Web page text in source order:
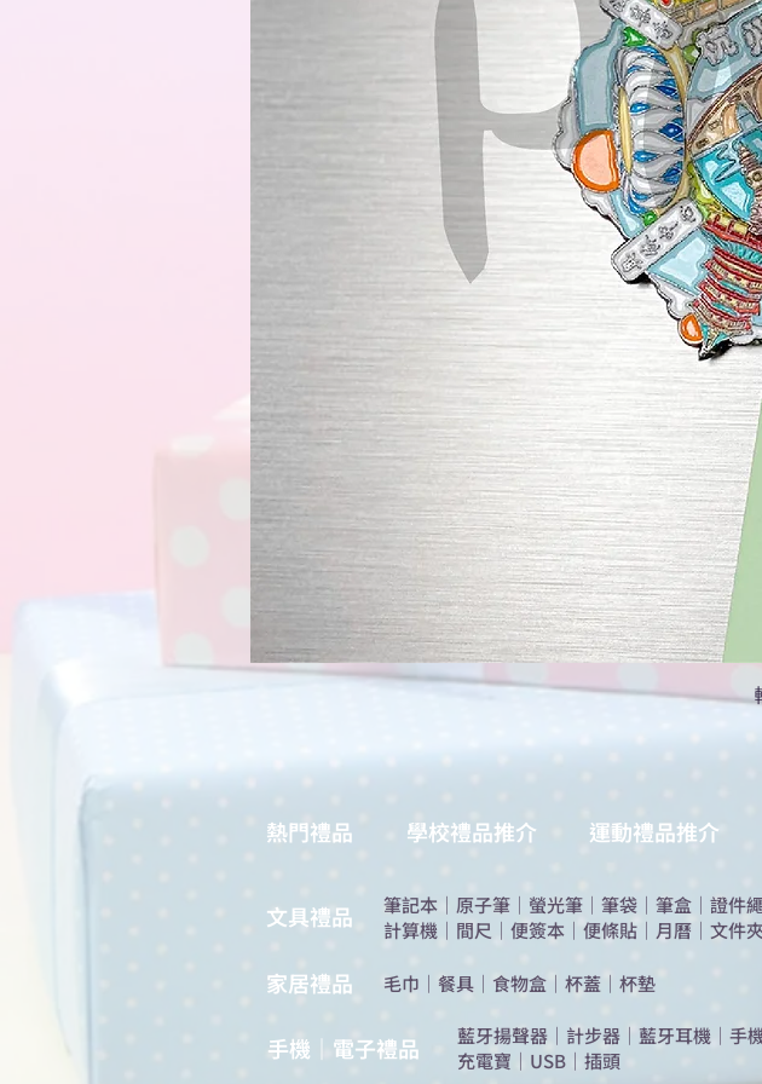
熱門禮品 學校禮品推介 運動禮品推介
​文具禮品 筆記本 ｜ 原子筆 ｜ 螢光筆 ｜ 筆袋 ｜ 筆盒 ｜ 證件繩
計算機 ｜ 間尺 ｜ 便簽本 ｜ 便條貼 ｜ 月曆 ｜ 文件
​家居禮品 ​毛巾 ｜ 餐具 ｜ 食物盒 ｜ 杯蓋 ｜ 杯墊
手機｜電子禮品 ​藍牙揚聲器 ｜ 計步器 ｜ 藍牙耳機 ｜ 手
充電寶 ｜ USB ｜ 插頭